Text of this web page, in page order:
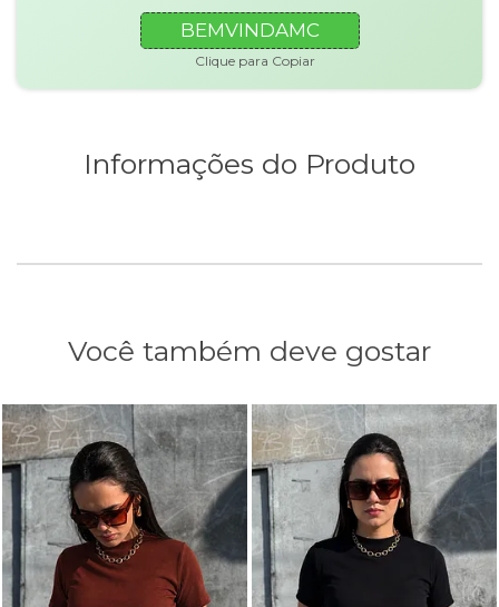
BEMVINDAMC
Clique para Copiar
Informações do Produto
Você também deve gostar